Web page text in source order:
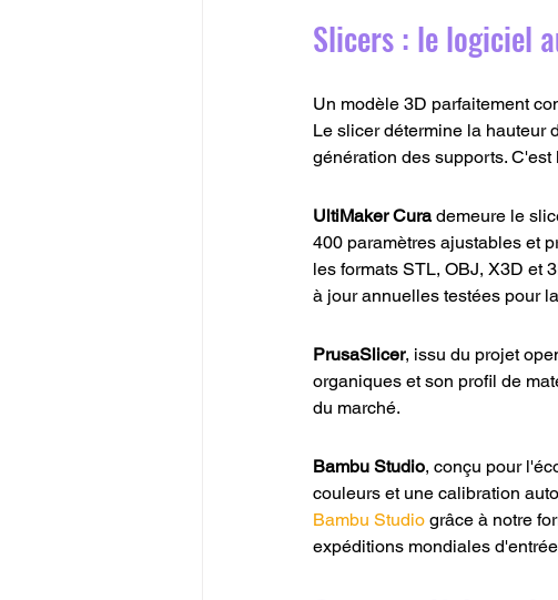
Slicers : le logiciel
Un modèle 3D parfaitement
Le slicer détermine la hauteur
génération des supports.
UltiMaker Cura demeure le
400 paramètres ajustables et
les formats STL, OBJ, X3D et
à jour annuelles testées pour
PrusaSlicer, issu du projet
organiques et son profil de
du marché.
Bambu Studio, conçu pour
couleurs et une calibration
Bambu Studio grâce à notre
expéditions mondiales